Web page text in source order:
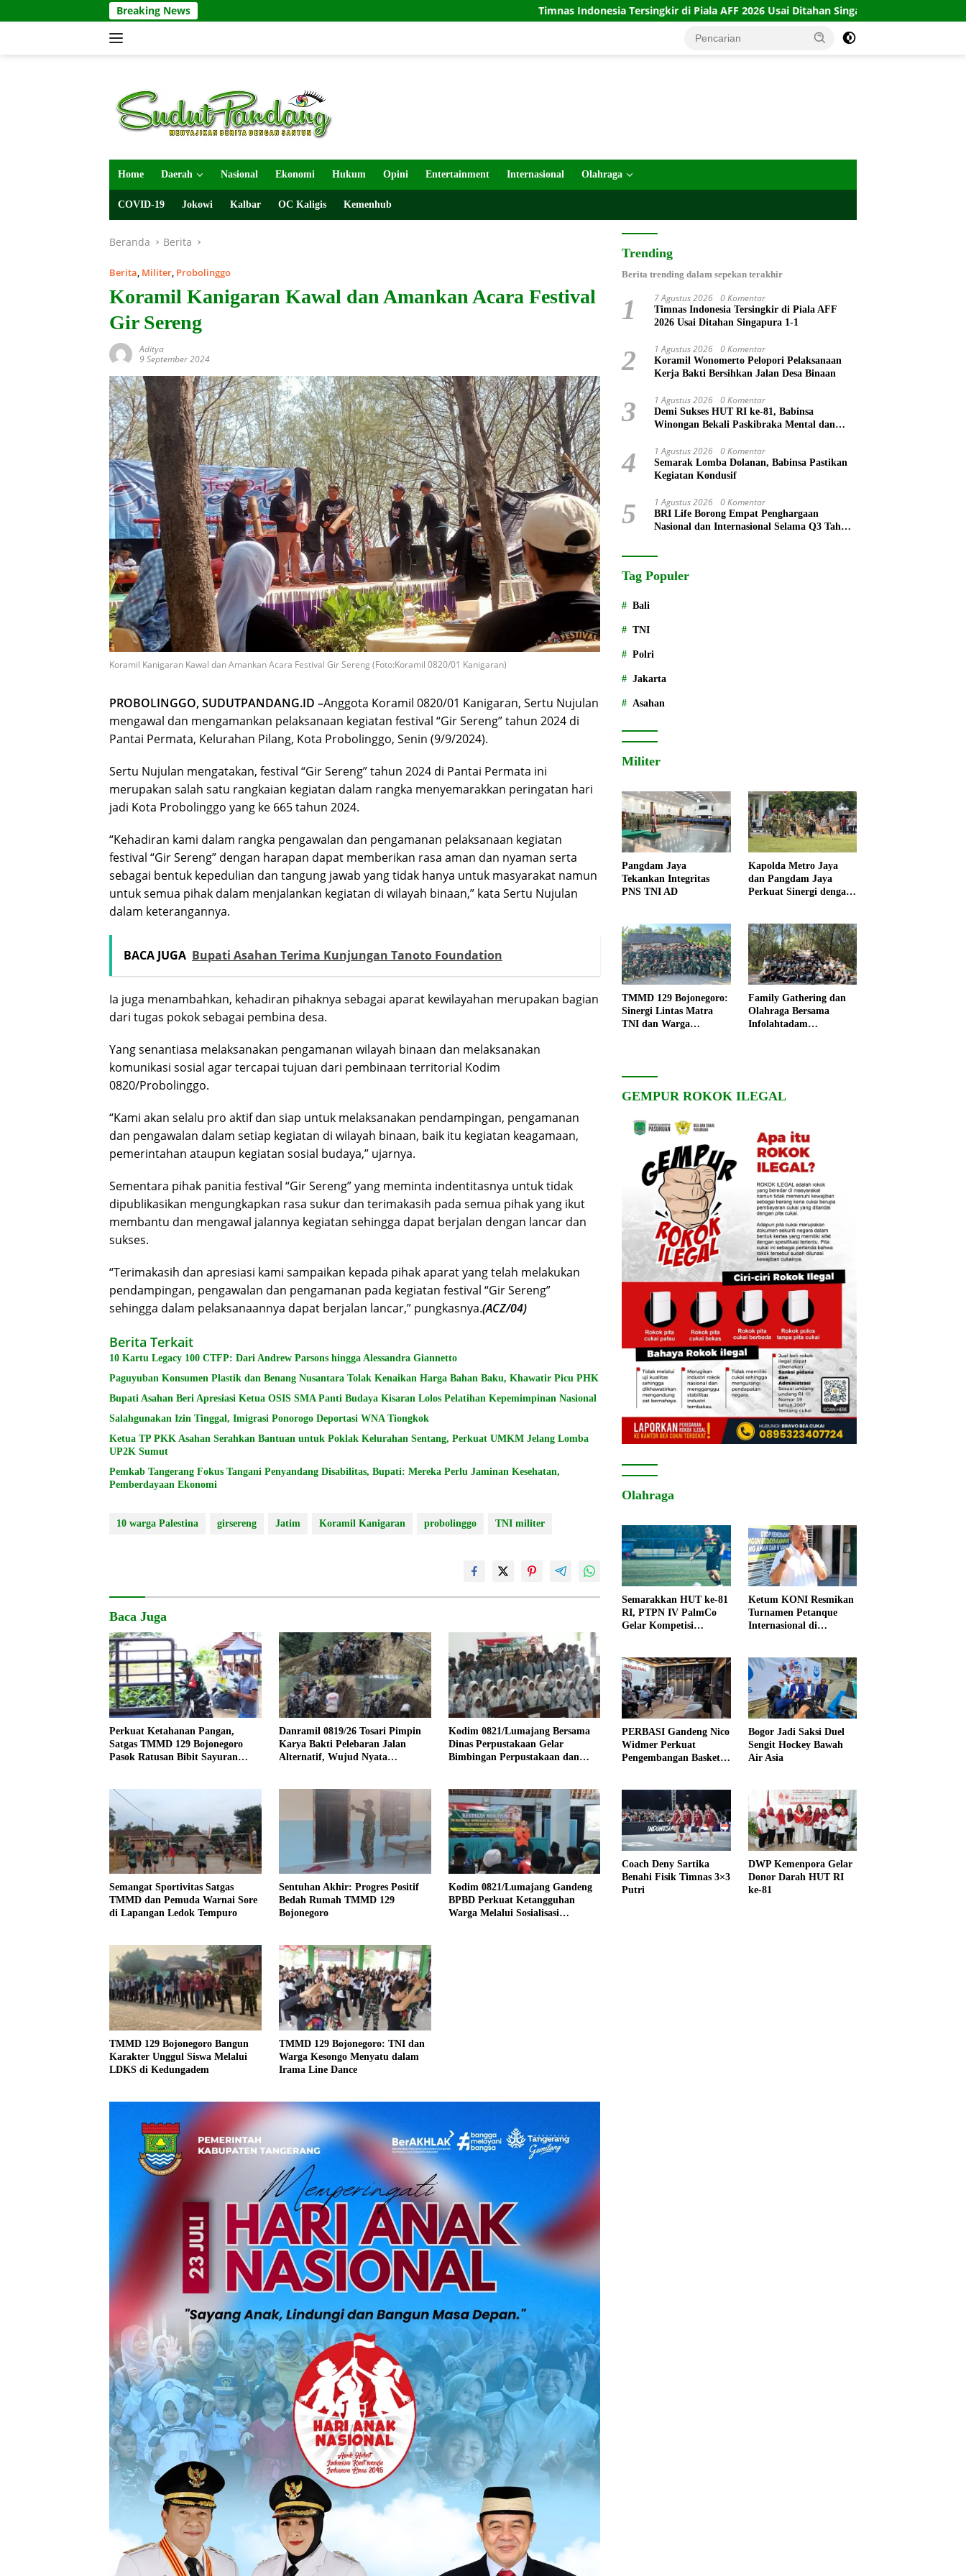
ke
Breaking News Timnas Indonesia Tersingkir di Piala AFF 2026 Usai Ditahan Singapura 1-1 10 Kartu Legacy 100
Home Daerah Nasional Ekonomi Hukum Opini Entertainment Internasional Olahraga
COVID-19 Jokowi Kalbar OC Kaligis Kemenhub
Beranda Berita
Berita, Militer, Probolinggo
Koramil Kanigaran Kawal dan Amankan Acara Festival
Gir Sereng
Aditya
9 September 2024
Koramil Kanigaran Kawal dan Amankan Acara Festival Gir Sereng (Foto:Koramil 0820/01 Kanigaran)
PROBOLINGGO, SUDUTPANDANG.ID –Anggota Koramil 0820/01 Kanigaran, Sertu Nujulan
mengawal dan mengamankan pelaksanaan kegiatan festival “Gir Sereng” tahun 2024 di
Pantai Permata, Kelurahan Pilang, Kota Probolinggo, Senin (9/9/2024).
Sertu Nujulan mengatakan, festival “Gir Sereng” tahun 2024 di Pantai Permata ini
merupakan salah satu rangkaian kegiatan dalam rangka menyemarakkan peringatan hari
jadi Kota Probolinggo yang ke 665 tahun 2024.
“Kehadiran kami dalam rangka pengawalan dan pengamanan pelaksanaan kegiatan
festival “Gir Sereng” dengan harapan dapat memberikan rasa aman dan nyaman serta
sebagai bentuk kepedulian dan tangung jawab yang tidak hanya untuk masyarakat namun
untuk semua pihak dalam menjalankan kegiatan di wilayah binaan,” kata Sertu Nujulan
dalam keterangannya.
BACA JUGA Bupati Asahan Terima Kunjungan Tanoto Foundation
Ia juga menambahkan, kehadiran pihaknya sebagai aparat kewilayahan merupakan bagian
dari tugas pokok sebagai pembina desa.
Yang senantiasa melaksanakan pengamanan wilayah binaan dan melaksanakan
komunikasi sosial agar tercapai tujuan dari pembinaan territorial Kodim
0820/Probolinggo.
“Kami akan selalu pro aktif dan siap untuk melaksanakan pendampingan, pengamanan
dan pengawalan dalam setiap kegiatan di wilayah binaan, baik itu kegiatan keagamaan,
pemerintahan ataupun kegiatan sosial budaya,” ujarnya.
Sementara pihak panitia festival “Gir Sereng” yang meminta indentitasnya untuk tidak
dipublikasikan mengungkapkan rasa sukur dan terimakasih pada semua pihak yang ikut
membantu dan mengawal jalannya kegiatan sehingga dapat berjalan dengan lancar dan
sukses.
“Terimakasih dan apresiasi kami sampaikan kepada pihak aparat yang telah melakukan
pendampingan, pengawalan dan pengamanan pada kegiatan festival “Gir Sereng”
sehingga dalam pelaksanaannya dapat berjalan lancar,” pungkasnya.(ACZ/04)
Berita Terkait
10 Kartu Legacy 100 CTFP: Dari Andrew Parsons hingga Alessandra Giannetto
Paguyuban Konsumen Plastik dan Benang Nusantara Tolak Kenaikan Harga Bahan Baku, Khawatir Picu PHK
Bupati Asahan Beri Apresiasi Ketua OSIS SMA Panti Budaya Kisaran Lolos Pelatihan Kepemimpinan Nasional
Salahgunakan Izin Tinggal, Imigrasi Ponorogo Deportasi WNA Tiongkok
Ketua TP PKK Asahan Serahkan Bantuan untuk Poklak Kelurahan Sentang, Perkuat UMKM Jelang Lomba
UP2K Sumut
Pemkab Tangerang Fokus Tangani Penyandang Disabilitas, Bupati: Mereka Perlu Jaminan Kesehatan,
Pemberdayaan Ekonomi
10 warga Palestina girsereng Jatim Koramil Kanigaran probolinggo TNI militer
Baca Juga
Perkuat Ketahanan Pangan,
Satgas TMMD 129 Bojonegoro
Pasok Ratusan Bibit Sayuran
Danramil 0819/26 Tosari Pimpin
Karya Bakti Pelebaran Jalan
Alternatif, Wujud Nyata
Kodim 0821/Lumajang Bersama
Dinas Perpustakaan Gelar
Bimbingan Perpustakaan dan
Semangat Sportivitas Satgas
TMMD dan Pemuda Warnai Sore
di Lapangan Ledok Tempuro
Sentuhan Akhir: Progres Positif
Bedah Rumah TMMD 129
Bojonegoro
Kodim 0821/Lumajang Gandeng
BPBD Perkuat Ketangguhan
Warga Melalui Sosialisasi
TMMD 129 Bojonegoro Bangun
Karakter Unggul Siswa Melalui
LDKS di Kedungadem
TMMD 129 Bojonegoro: TNI dan
Warga Kesongo Menyatu dalam
Irama Line Dance
Trending
Berita trending dalam sepekan terakhir
1 7 Agustus 2026 0 Komentar
Timnas Indonesia Tersingkir di Piala AFF
2026 Usai Ditahan Singapura 1-1
2 1 Agustus 2026 0 Komentar
Koramil Wonomerto Pelopori Pelaksanaan
Kerja Bakti Bersihkan Jalan Desa Binaan
3 1 Agustus 2026 0 Komentar
Demi Sukses HUT RI ke-81, Babinsa
Winongan Bekali Paskibraka Mental dan
4 1 Agustus 2026 0 Komentar
Semarak Lomba Dolanan, Babinsa Pastikan
Kegiatan Kondusif
5 1 Agustus 2026 0 Komentar
BRI Life Borong Empat Penghargaan
Nasional dan Internasional Selama Q3 Tahun
Tag Populer
Bali
TNI
Polri
Jakarta
Asahan
Militer
Pangdam Jaya
Tekankan Integritas
PNS TNI AD
Kapolda Metro Jaya
dan Pangdam Jaya
Perkuat Sinergi dengan
TMMD 129 Bojonegoro:
Sinergi Lintas Matra
TNI dan Warga
Family Gathering dan
Olahraga Bersama
Infolahtadam
GEMPUR ROKOK ILEGAL
Olahraga
Semarakkan HUT ke-81
RI, PTPN IV PalmCo
Gelar Kompetisi
Ketum KONI Resmikan
Turnamen Petanque
Internasional di
PERBASI Gandeng Nico
Widmer Perkuat
Pengembangan Basket
Bogor Jadi Saksi Duel
Sengit Hockey Bawah
Air Asia
Coach Deny Sartika
Benahi Fisik Timnas 3×3
Putri
DWP Kemenpora Gelar
Donor Darah HUT RI
ke-81